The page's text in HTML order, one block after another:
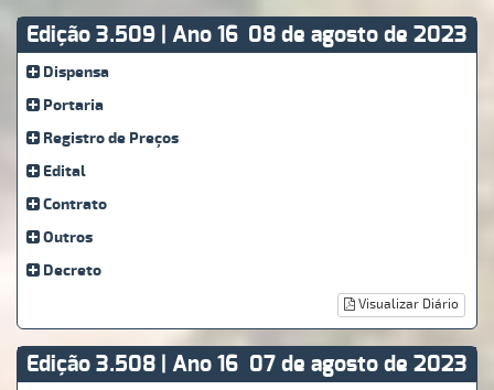
Edição 3.509 | Ano 16 08 de agosto de 2023
Dispensa
Portaria
Registro de Preços
Edital
Contrato
Outros
Decreto
Visualizar Diário
Edição 3.508 | Ano 16 07 de agosto de 2023